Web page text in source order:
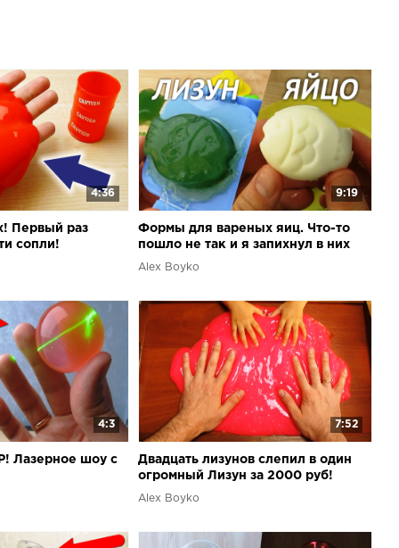
вещей, игрушек, приколов, фокусов и прочих
обзор сопровождается ссылками на
товара!Покупайте у проверенных продавцов на
Banggood!
4:36
Первый раз
сопли!
9:19
Формы для вареных яиц. Что-то
пошло не так и я запихнул в них
лизуна!
Alex Boyko
4:3
Лазерное шоу с
7:52
Двадцать лизунов слепил в один
огромный Лизун за 2000 руб!
Alex Boyko